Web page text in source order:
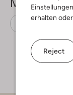
erhalten
Reject
Mehr sehen